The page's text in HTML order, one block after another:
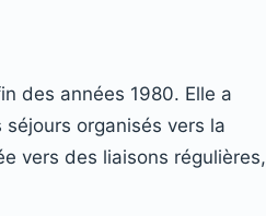
des années 1980. Elle a
organisés vers la
vers des liaisons régulières,